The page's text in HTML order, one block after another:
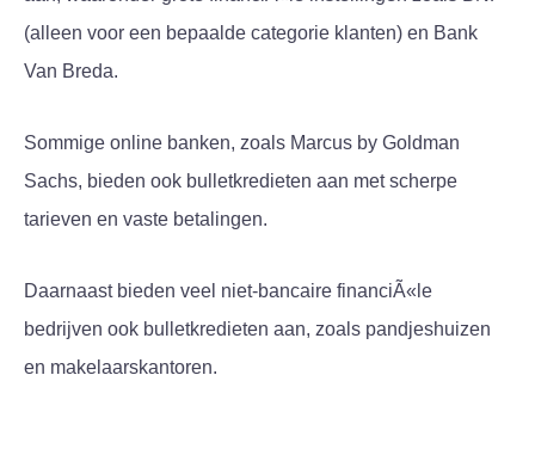
(alleen voor een bepaalde categorie klanten) en Bank
Van Breda.
Sommige online banken, zoals Marcus by Goldman
Sachs, bieden ook bulletkredieten aan met scherpe
tarieven en vaste betalingen.
Daarnaast bieden veel niet-bancaire financiÃ«le
bedrijven ook bulletkredieten aan, zoals pandjeshuizen
en makelaarskantoren.